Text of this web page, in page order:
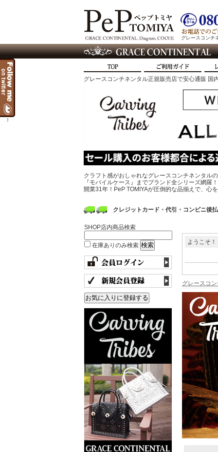
グレースコンチ
グレースコンチネンタル正規販売店で安心通販
クラフト感がおしゃれなグレースコンチネンタル
『モバイルケース』までブランド全シリーズ網
開業31年！PeP TOMIYAが圧倒的な品揃えで、心
クレジットカード・代引・コンビニ後
SHOP店内商品検索
在庫ありのみ検索
t
ようこそ
グレースコ